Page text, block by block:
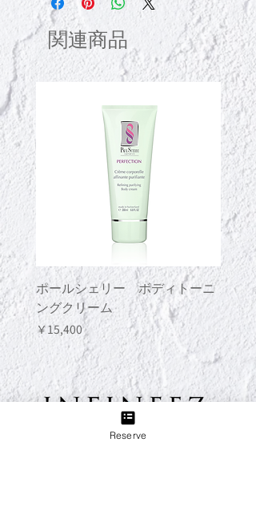
下から上へ、内側から外側へ軽くマッ
サージしながら、顔全体になじます。
男性にもおすすめです。髭のお手入れ
に使えば、手触りが柔らかくツヤやか
な髭に整えることができます。また、
シェービングの前（シェービングフォ
ームやジェルを塗る前）になじませれ
ば、肌表面を保護してシェービングに
よる炎症を和らげることができます。
Body・・・
ボディ（ デコルテ、 脚など）には円
を描きながら、 なじませます。特
に、乾燥やストレッチマークが気にな
る部分には念入りになじませてくださ
Hair・・・
毛先を含む髪全体になじませます。ま
た、髪のコンディショニングを整える
ためのスペシャルケア（ヘアマスク）
として使用することもできます。週に
1 ～ 2回、シャンプー前の髪全体に塗
布し、10 分間放置してからシャンプ
ーしてください。
For Men・・・
髭剃り後のお手入れにアフターシェイ
ブがわりにお使いいただくことができ
関連商品
ポールシェリー ボディトーニ
ングクリーム
価格
￥15,400
ポー
ング
価格
￥
Reserve